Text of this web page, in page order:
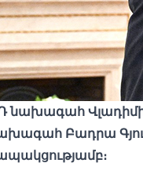
նախագահ
Բադրա